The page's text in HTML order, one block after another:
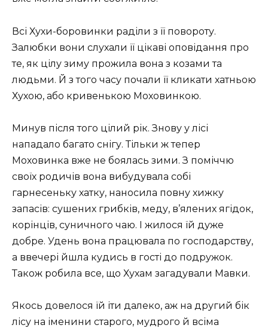
Всі Хухи-боровинки раділи з її повороту.
Залюбки вони слухали її цікаві оповідання про
те, як цілу зиму прожила вона з козами та
людьми. Й з того часу почали її кликати хатньою
Хухою, або кривенькою Моховинкою.
Минув після того цілий рік. Знову у лісі
нападало багато снігу. Тільки ж тепер
Моховинка вже не боялась зими. З поміччю
своїх родичів вона вибудувала собі
гарнесеньку хатку, наносила повну хижку
запасів: сушених грибків, меду, в’ялених ягідок,
корінців, суничного чаю. І жилося їй дуже
добре. Удень вона працювала по господарству,
а ввечері йшла кудись в гості до подружок.
Також робила все, що Хухам загадували Мавки.
Якось довелося їй іти далеко, аж на другий бік
лісу на іменини старого, мудрого й всіма